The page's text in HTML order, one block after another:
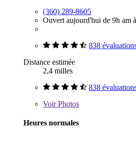
(360) 289-8605
Ouvert aujourd'hui de 9h am
838
Distance estimée
2,4 milles
838
VoirPhotos
Heures normales